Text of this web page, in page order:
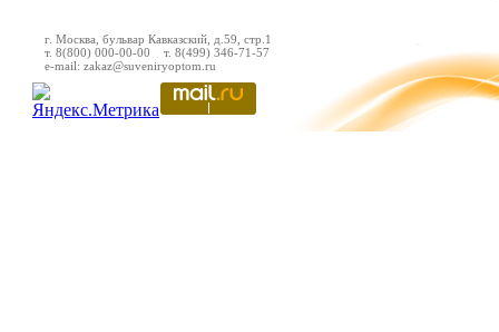
г. Москва, бульвар Кавказский, д.59, стр.1
т. 8(800) 000-00-00 т. 8(499) 346-71-57
e-mail: zakaz@suveniryoptom.ru